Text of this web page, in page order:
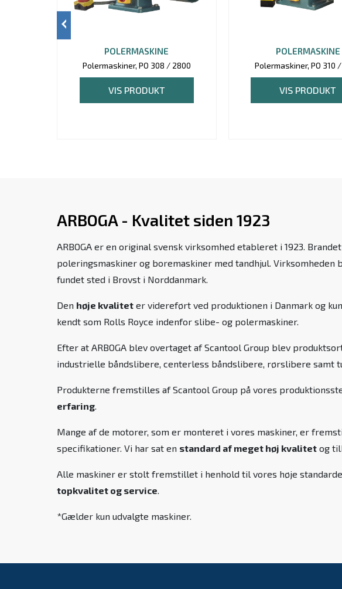
POLERMASKINE
Polermaskiner, PO 308 / 2800
VIS PRODUKT
POLERMASKINE
Polermaskiner, PO 310
VIS PRODUKT
ARBOGA - Kvalitet siden 1923
ARBOGA er en original svensk virksomhed etableret i 1923.
poleringsmaskiner og boremaskiner med tandhjul.
fundet sted i Brovst i Norddanmark.
Den høje kvalitet er videreført ved produktionen i Danmark og
kendt som Rolls Royce indenfor slibe- og polermaskiner.
Efter at ARBOGA blev overtaget af Scantool Group blev
industrielle båndslibere, centerless båndslibere, rørslibere samt
Produkterne fremstilles af Scantool Group på vores
erfaring.
Mange af de motorer, som er monteret i vores maskiner, er
specifikationer. Vi har sat en standard af meget høj kvalitet og
Alle maskiner er stolt fremstillet i henhold til vores høje
topkvalitet og service.
*Gælder kun udvalgte maskiner.